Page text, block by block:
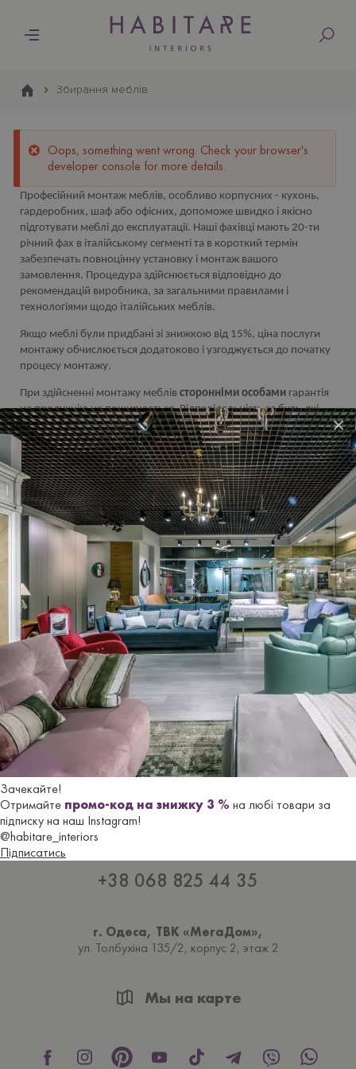
Зачекайте!
Отримайте промо-код на знижку 3 % на любі товари за
підписку на наш Instagram!
@habitare_interiors
Підписатись
×
Основна
Збирання меблів
Oops, something went wrong. Check your browser's
developer console for more details.
Професійний монтаж меблів, особливо корпусних - кухонь,
гардеробних, шаф або офісних, допоможе швидко і якісно
підготувати меблi до експлуатації. Наші фахівці мають 20-ти
річний фах в італійському сегменті та в короткий термін
забезпечать повноцінну установку і монтаж вашого
замовлення. Процедура здійснюється відповідно до
рекомендацій виробника, за загальними правилами і
технологіями щодо італійських меблів.
Якщо меблі були придбані зі знижкою від 15%, ціна послуги
монтажу обчислюється додатоково і узгоджується до початку
процесу монтажу.
При здійсненні монтажу меблів стороннiми особами гарантія
на продукцію не поширюється. Відповідальність за будь-які
пошкодження в цьому випадку несе Покупець.
Щоб уникнути такої ситуації рекомендуємо довіряти збирання
професіоналам нашої компанії. У цьому випадку меблі будуть
мати ідеальний зовнішній вигляд і прослужать максимальний
час.
Ви переглядали
+38 068 825 44 35
г. Одеса, ТВК «МегаДом»,
ул. Толбухiна 135/2, корпус 2, этаж 2
Мы на карте